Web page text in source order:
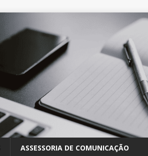
ASSESSORIA DE COMUNICAÇÃO